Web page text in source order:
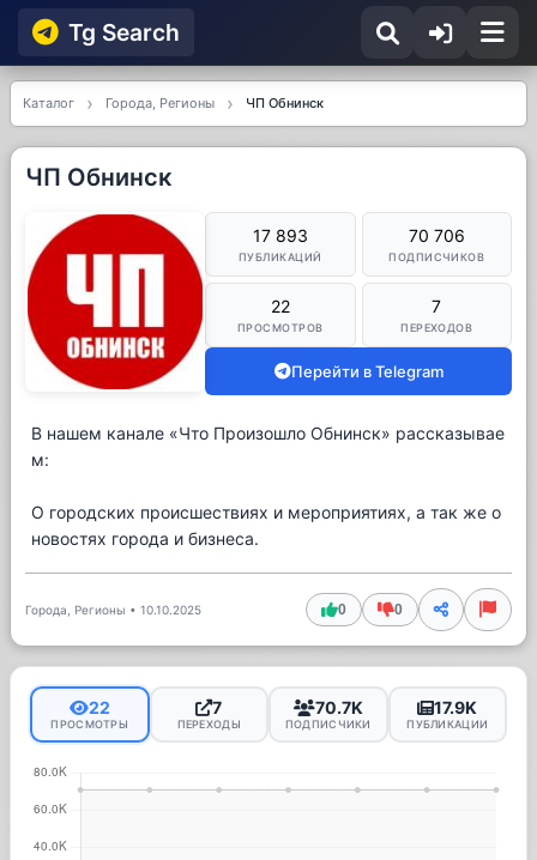
Tg Searсh
Каталог Города, Регионы ЧП Обнинск
ЧП Обнинск
17 893
ПУБЛИКАЦИЙ
70 706
ПОДПИСЧИКОВ
22
ПРОСМОТРОВ
7
ПЕРЕХОДОВ
Перейти в Telegram
В нашем канале «Что Произошло Обнинск» рассказывае
м:
О городских происшествиях и мероприятиях, а так же о
новостях города и бизнеса.
Города, Регионы • 10.10.2025 0 0
22
ПРОСМОТРЫ
7
ПЕРЕХОДЫ
70.7K
ПОДПИСЧИКИ
17.9K
ПУБЛИКАЦИИ